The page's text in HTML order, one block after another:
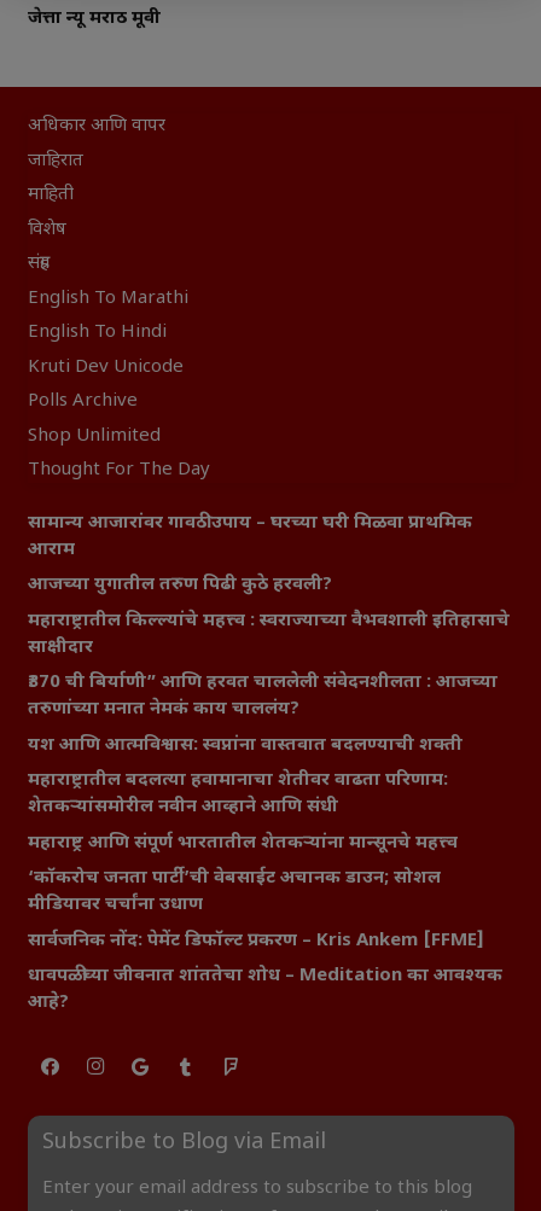
जेत्ता न्यू मराठी मूवी
अधिकार आणि वापर
जाहिरात
माहिती
विशेष
संग्रह
English To Marathi
English To Hindi
Kruti Dev Unicode
Polls Archive
Shop Unlimited
Thought For The Day
सामान्य आजारांवर गावठी उपाय – घरच्या घरी मिळवा प्राथमिक
आराम
आजच्या युगातील तरुण पिढी कुठे हरवली?
महाराष्ट्रातील किल्ल्यांचे महत्त्व : स्वराज्याच्या वैभवशाली इतिहासाचे
साक्षीदार
₹370 ची बिर्याणी” आणि हरवत चाललेली संवेदनशीलता : आजच्या
तरुणांच्या मनात नेमकं काय चाललंय?
यश आणि आत्मविश्वास: स्वप्नांना वास्तवात बदलण्याची शक्ती
महाराष्ट्रातील बदलत्या हवामानाचा शेतीवर वाढता परिणाम:
शेतकऱ्यांसमोरील नवीन आव्हाने आणि संधी
महाराष्ट्र आणि संपूर्ण भारतातील शेतकऱ्यांना मान्सूनचे महत्त्व
‘कॉकरोच जनता पार्टी’ची वेबसाईट अचानक डाउन; सोशल
मीडियावर चर्चांना उधाण
सार्वजनिक नोंद: पेमेंट डिफॉल्ट प्रकरण – Kris Ankem [FFME]
धावपळीच्या जीवनात शांततेचा शोध – Meditation का आवश्यक
आहे?
Subscribe to Blog via Email
Enter your email address to subscribe to this blog